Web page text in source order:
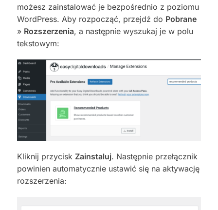
możesz zainstalować je bezpośrednio z poziomu
WordPress. Aby rozpocząć, przejdź do Pobrane
» Rozszerzenia, a następnie wyszukaj je w polu
tekstowym:
Kliknij przycisk Zainstaluj. Następnie przełącznik
powinien automatycznie ustawić się na aktywację
rozszerzenia: